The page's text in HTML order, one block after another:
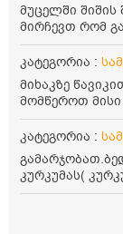
მუცელში შიშის
მირჩევთ რომ
კატეგორია :
მიხაკზე
მომწეროთ
მიხაკის ჩაი.
ოდნავ დაბალი
კატეგორია :
კურკუმას(
წესი.
კურკუმას